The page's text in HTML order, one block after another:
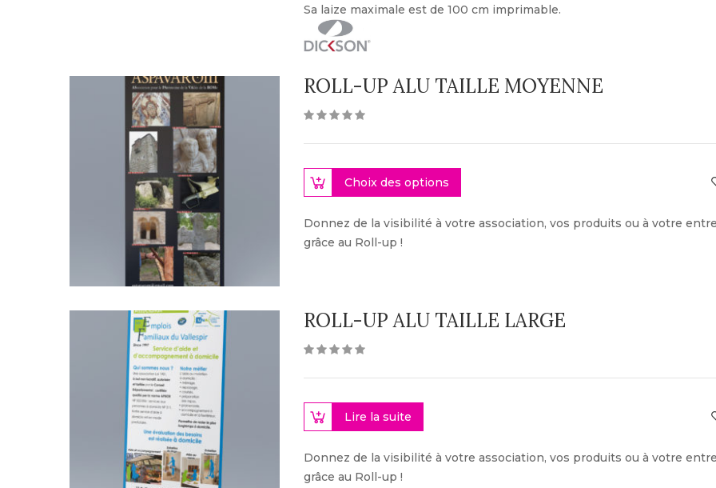
Sa laize maximale est de 100 cm imprimable.
ROLL-UP ALU TAILLE MOYENNE
Choix des options
Donnez de la visibilité à votre association, vos produits ou à votre
grâce au Roll-up !
ROLL-UP ALU TAILLE LARGE
Lire la suite
Donnez de la visibilité à votre association, vos produits ou à votre
grâce au Roll-up !